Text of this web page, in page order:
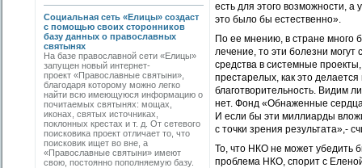
Социальная сеть «Елицы» создаст
с помощью своих сторонников
базу данных о православных
святынях
На базе православной сети «Елицы»
запущен новый интернет-
проект «Православные святыни»,
благодаря которому можно легко
найти всю имеющуюся информацию о
почитаемых святынях: мощах,
иконах, святых источниках,
поклонных крестах и т. д. От cетевого
поисковика проект отличает то, что
поисковик ищет во вне, а
«Православные святыни» имеют
свою, постоянно пополняемую базу.
есть для этого возможности,
это было бы естественно».
По ее мнению, в стране много
лечение, то эти болезни
средства в системные
престарелых, как это
благотворительность. Видим
нет. Фонд «Обнаженные
И если бы эти миллиарды
с точки зрения результата»,-
То, что НКО не может убедить
проблема НКО, спорит с